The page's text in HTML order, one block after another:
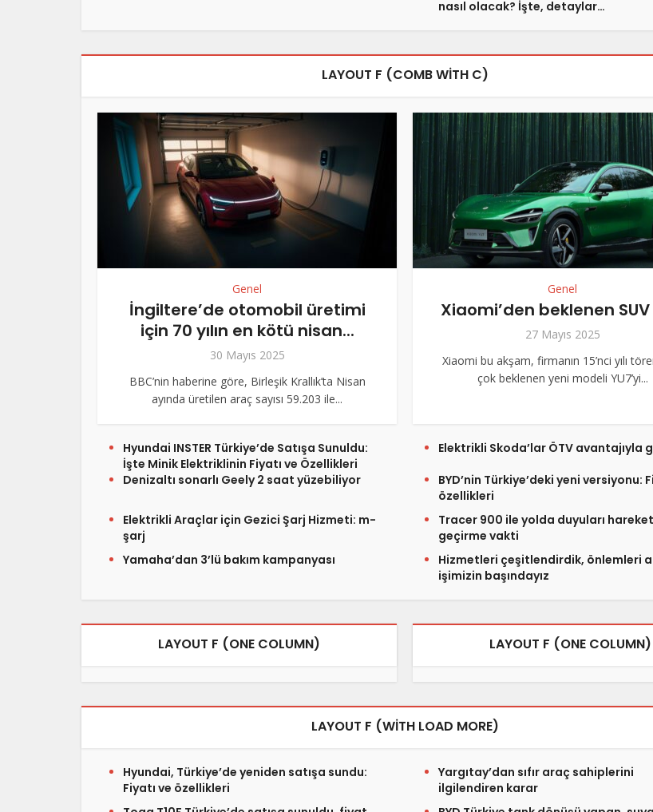
nasıl olacak? İşte, detaylar…
LAYOUT F (COMB WITH C)
Genel
İngiltere’de otomobil üretimi
için 70 yılın en kötü nisan...
30 Mayıs 2025
BBC’nin haberine göre, Birleşik Krallık’ta Nisan
ayında üretilen araç sayısı 59.203 ile...
Genel
Xiaomi’den beklenen SUV
27 Mayıs 2025
Xiaomi bu akşam, firmanın 15’nci yılı
çok beklenen yeni modeli YU7’yi...
Hyundai INSTER Türkiye’de Satışa Sunuldu:
İşte Minik Elektriklinin Fiyatı ve Özellikleri
Elektrikli Skoda’lar ÖTV avantajıyla
Denizaltı sonarlı Geely 2 saat yüzebiliyor
BYD’nin Türkiye’deki yeni versiyonu:
özellikleri
Elektrikli Araçlar için Gezici Şarj Hizmeti: m-
şarj
Tracer 900 ile yolda duyuları
geçirme vakti
Yamaha’dan 3’lü bakım kampanyası
Hizmetleri çeşitlendirdik, önlemleri
işimizin başındayız
LAYOUT F (ONE COLUMN) LAYOUT F (ONE COLUMN)
LAYOUT F (WITH LOAD MORE)
Hyundai, Türkiye’de yeniden satışa sundu:
Fiyatı ve özellikleri
Yargıtay’dan sıfır araç sahiplerini
ilgilendiren karar